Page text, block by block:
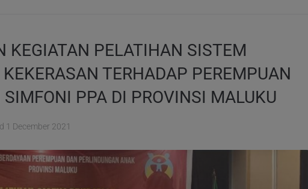
KEGIATAN PELATIHAN SISTEM
TERHADAP PEREMPUAN
PPA DI PROVINSI MALUKU
1 December 2021